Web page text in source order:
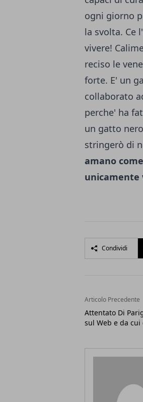
ogni giorno
la svolta. Ce
vivere!
reciso le
forte. E' un
collaborato
perche' ha
un gatto
stringerò di
amano
unicamente
Condividi
Articolo Precedente
Attentato Di
sul Web e da